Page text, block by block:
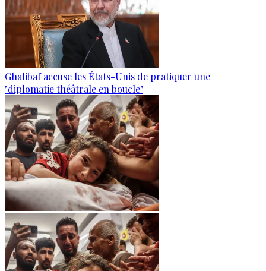
Ghalibaf accuse les États-Unis de pratiquer une
"diplomatie théâtrale en boucle"